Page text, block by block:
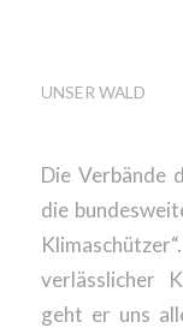
UNSER WALD
Die Verbände
die
verlässlicher
geht er uns